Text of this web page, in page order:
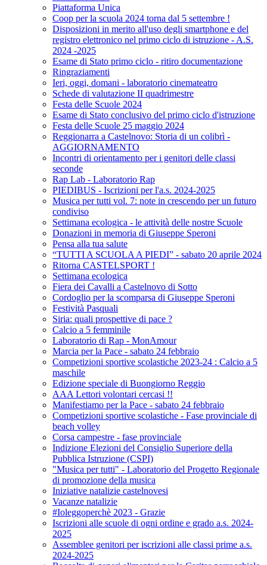
Piattaforma Unica
Coop per la scuola 2024 torna dal 5 settembre !
Disposizioni in merito all'uso degli smartphone e del
registro elettronico nel primo ciclo di istruzione - A.S.
2024 -2025
Esame di Stato primo ciclo - ritiro documentazione
Ringraziamenti
Ieri, oggi, domani - laboratorio cinemateatro
Schede di valutazione II quadrimestre
Festa delle Scuole 2024
Esame di Stato conclusivo del primo ciclo d'istruzione
Festa delle Scuole 25 maggio 2024
Reggionarra a Castelnovo: Storia di un colibrì -
AGGIORNAMENTO
Incontri di orientamento per i genitori delle classi
seconde
Rap Lab - Laboratorio Rap
PIEDIBUS - Iscrizioni per l'a.s. 2024-2025
Musica per tutti vol. 7: note in crescendo per un futuro
condiviso
Settimana ecologica - le attività delle nostre Scuole
Donazioni in memoria di Giuseppe Speroni
Pensa alla tua salute
“TUTTI A SCUOLA A PIEDI” - sabato 20 aprile 2024
Ritorna CASTELSPORT !
Settimana ecologica
Fiera dei Cavalli a Castelnovo di Sotto
Cordoglio per la scomparsa di Giuseppe Speroni
Festività Pasquali
Siria: quali prospettive di pace ?
Calcio a 5 femminile
Laboratorio di Rap - MonAmour
Marcia per la Pace - sabato 24 febbraio
Competizioni sportive scolastiche 2023-24 : Calcio a 5
maschile
Edizione speciale di Buongiorno Reggio
AAA Lettori volontari cercasi !!
Manifestiamo per la Pace - sabato 24 febbraio
Competizioni sportive scolastiche - Fase provinciale di
beach volley
Corsa campestre - fase provinciale
Indizione Elezioni del Consiglio Superiore della
Pubblica Istruzione (CSPI)
"Musica per tutti" - Laboratorio del Progetto Regionale
di promozione della musica
Iniziative natalizie castelnovesi
Vacanze natalizie
#Ioleggoperchè 2023 - Grazie
Iscrizioni alle scuole di ogni ordine e grado a.s. 2024-
2025
Assemblee genitori per iscrizioni alle classi prime a.s.
2024-2025